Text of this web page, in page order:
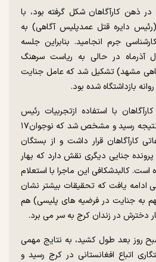
ذهن کارآگاهان شکل گرفته بود، با
دایره قتل عمدپلیس آگاهی) به
جرم انجامید. بنابراین جلسه
آذرماه در حالی به ریاست سرهنگ
مشهد) تشکیل شد که عامل جنایت
با استفاده ازتجربیات رئیس
پلیس آگاهی خیلی زود به نتیجه رسید و مشخص شد که نوجوان۱۷
کارآگاهان قرار داشت و از بستگان
جنایی دیگری نقش دارد که بهار
کالبدشکافی این ماجرا با استعلام
ادامه یافت که تحقیقات بیشتر نشان
به جنایت در فرضیه های پلیسی) هم
دخترش در زندان کرج به سر می برد.
روز بعد طول کشید، به نتایج مهمی
اتباع افغانستانی در کرج رسید و